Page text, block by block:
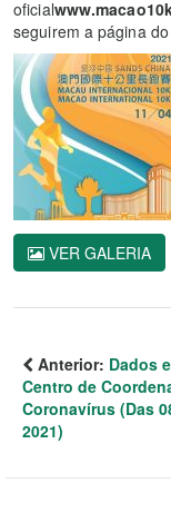
oficial
seguirem a página
VER GALERIA
Anterior: Dados
Centro de
Coronavírus (Das
2021)